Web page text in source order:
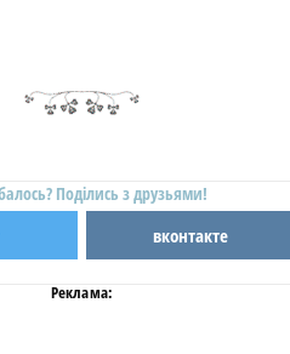
Поділись з друзьями!
вконтакте
Реклама: